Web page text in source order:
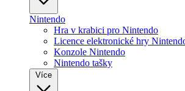
Nintendo
Hra v krabici pro Nintendo
Licence elektronické hry
Konzole Nintendo
Nintendo tašky